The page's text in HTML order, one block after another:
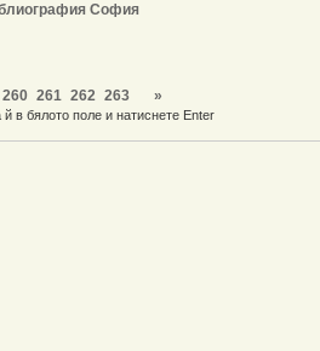
София
260 261 262 263 »
в бялото поле и натиснете Enter